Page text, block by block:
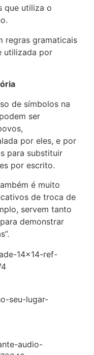
que utiliza o
regras gramaticais
utilizada por
de símbolos na
ser
por eles, e por
para substituir
por escrito.
é muito
de troca de
servem tanto
demonstrar